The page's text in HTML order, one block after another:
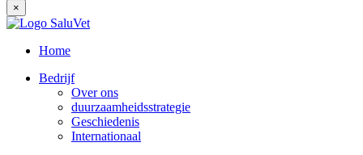
×
Home
Bedrijf
Over ons
duurzaamheidsstrategie
Geschiedenis
Internationaal